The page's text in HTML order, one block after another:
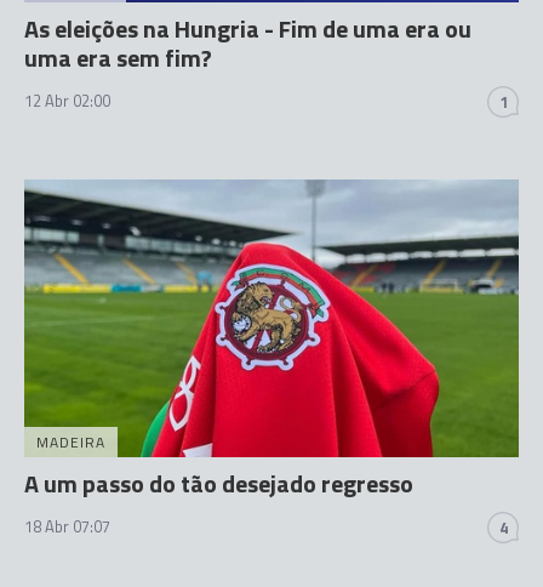
As eleições na Hungria - Fim de uma era ou
uma era sem fim?
12 Abr 02:00 1
MADEIRA
A um passo do tão desejado regresso
18 Abr 07:07 4